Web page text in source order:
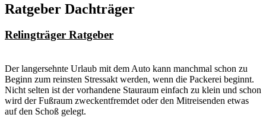
Ratgeber Dachträger
Relingträger Ratgeber
Der langersehnte Urlaub mit dem Auto kann manchmal schon zu
Beginn zum reinsten Stressakt werden, wenn die Packerei beginnt.
Nicht selten ist der vorhandene Stauraum einfach zu klein und schon
wird der Fußraum zweckentfremdet oder den Mitreisenden etwas
auf den Schoß gelegt.